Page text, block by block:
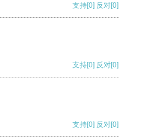
支持[0] 反对[0]
支持[0] 反对[0]
支持[0] 反对[0]